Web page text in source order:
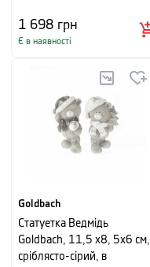
1 698 грн
Є в наявності
Goldbach
Статуетка Ведмідь
Goldbach, 11,5 х8, 5х6 см,
сріблясто-сірий, в